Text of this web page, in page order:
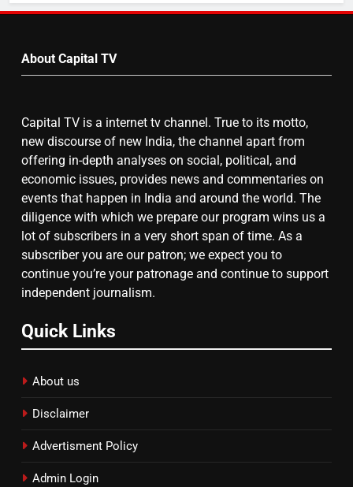
बढ़ा पंचायतों का बजट
7
8
चुनाव से पहले लालू परिवार पर बड़ा झटका,
दिल्ली कोर्ट ने IRCTC घोटाले में आरोप
तय किए
by
About Capital TV
Capital TV is a internet tv channel. True to its motto,
new discourse of new India, the channel apart from
offering in-depth analyses on social, political, and
economic issues, provides news and commentaries on
events that happen in India and around the world. The
diligence with which we prepare our program wins us a
lot of subscribers in a very short span of time. As a
subscriber you are our patron; we expect you to
continue you’re your patronage and continue to support
independent journalism.
Quick Links
About us
Disclaimer
Advertisment Policy
Admin Login